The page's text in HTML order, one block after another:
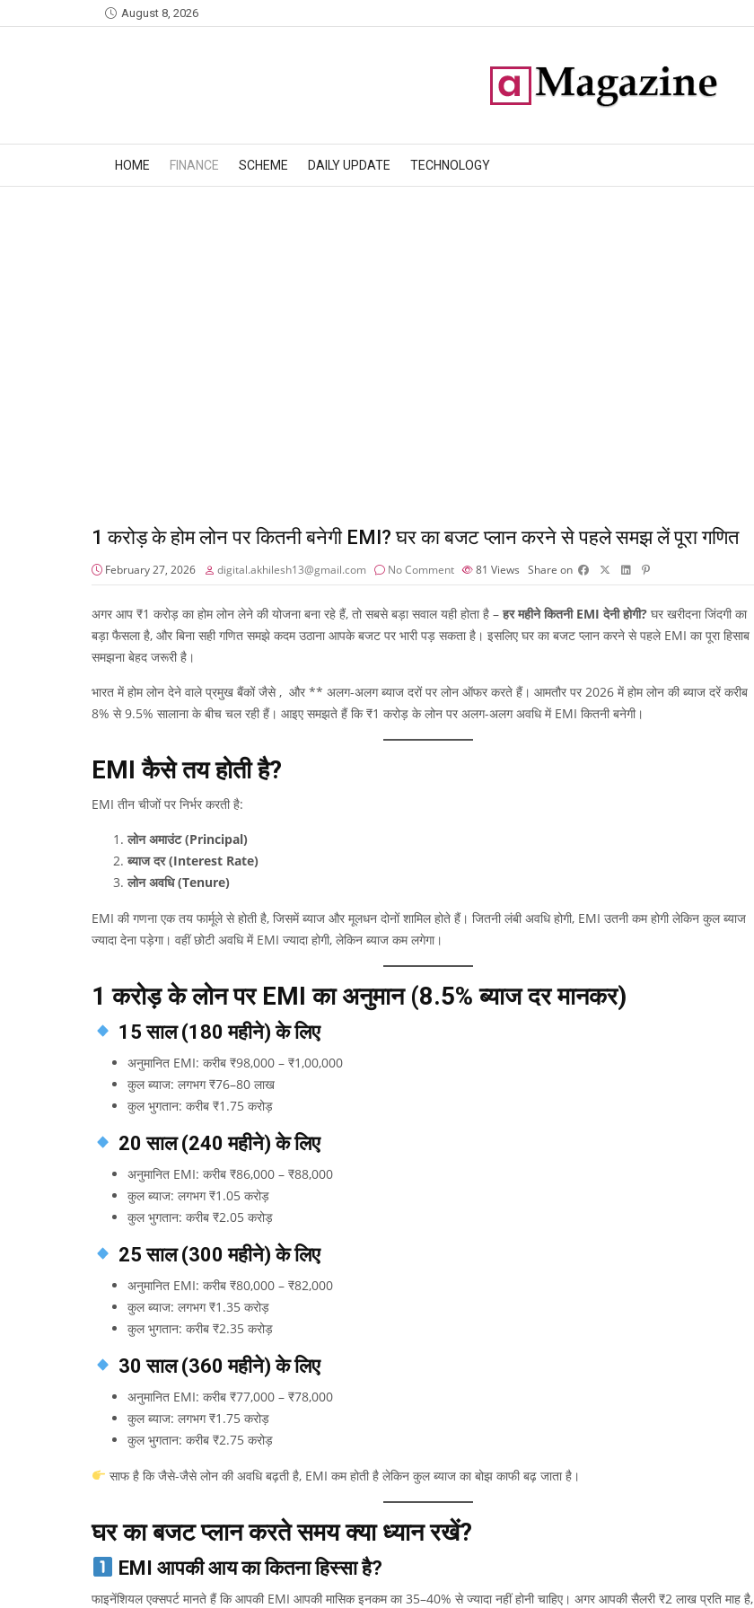
August 8, 2026
HOME FINANCE SCHEME DAILY UPDATE TECHNOLOGY
1 करोड़ के होम लोन पर कितनी बनेगी EMI? घर का बजट प्लान करने से पहले समझ लें पूरा गणित
February 27, 2026 digital.akhilesh13@gmail.com No Comment 81 Views Share on
अगर आप ₹1 करोड़ का होम लोन लेने की योजना बना रहे हैं, तो सबसे बड़ा सवाल यही होता है –हर महीने कितनी EMI देनी होगी? घर खरीदना जिंदगी का
बड़ा फैसला है, और बिना सही गणित समझे कदम उठाना आपके बजट पर भारी पड़ सकता है। इसलिए घर का बजट प्लान करने से पहले EMI का पूरा हिसाब
समझना बेहद जरूरी है।
भारत में होम लोन देने वाले प्रमुख बैंकों जैसे, और ** अलग-अलग ब्याज दरों पर लोन ऑफर करते हैं। आमतौर पर 2026 में होम लोन की ब्याज दरें करीब
8% से 9.5% सालाना के बीच चल रही हैं। आइए समझते हैं कि ₹1 करोड़ के लोन पर अलग-अलग अवधि में EMI कितनी बनेगी।
EMI कैसे तय होती है?
EMI तीन चीजों पर निर्भर करती है:
लोन अमाउंट (Principal)
ब्याज दर (Interest Rate)
लोन अवधि (Tenure)
EMI की गणना एक तय फार्मूले से होती है, जिसमें ब्याज और मूलधन दोनों शामिल होते हैं। जितनी लंबी अवधि होगी, EMI उतनी कम होगी लेकिन कुल ब्याज
ज्यादा देना पड़ेगा। वहीं छोटी अवधि में EMI ज्यादा होगी, लेकिन ब्याज कम लगेगा।
₹1 करोड़ के लोन पर EMI का अनुमान (8.5% ब्याज दर मानकर)
15 साल (180 महीने) के लिए
अनुमानित EMI: करीब ₹98,000 – ₹1,00,000
कुल ब्याज: लगभग ₹76–80 लाख
कुल भुगतान: करीब ₹1.75 करोड़
20 साल (240 महीने) के लिए
अनुमानित EMI: करीब ₹86,000 – ₹88,000
कुल ब्याज: लगभग ₹1.05 करोड़
कुल भुगतान: करीब ₹2.05 करोड़
25 साल (300 महीने) के लिए
अनुमानित EMI: करीब ₹80,000 – ₹82,000
कुल ब्याज: लगभग ₹1.35 करोड़
कुल भुगतान: करीब ₹2.35 करोड़
30 साल (360 महीने) के लिए
अनुमानित EMI: करीब ₹77,000 – ₹78,000
कुल ब्याज: लगभग ₹1.75 करोड़
कुल भुगतान: करीब ₹2.75 करोड़
साफ है कि जैसे-जैसे लोन की अवधि बढ़ती है, EMI कम होती है लेकिन कुल ब्याज का बोझ काफी बढ़ जाता है।
घर का बजट प्लान करते समय क्या ध्यान रखें?
EMI आपकी आय का कितना हिस्सा है?
फाइनेंशियल एक्सपर्ट मानते हैं कि आपकी EMI आपकी मासिक इनकम का 35–40% से ज्यादा नहीं होनी चाहिए। अगर आपकी सैलरी ₹2 लाख प्रति माह है,